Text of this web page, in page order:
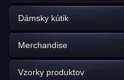
Dámsky kútik
Merchandise
Vzorky produktov